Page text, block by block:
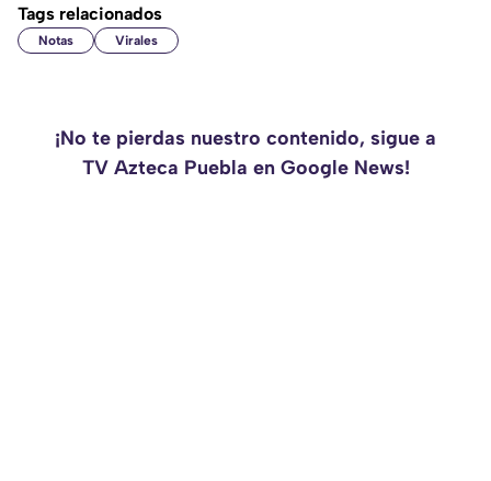
Tags relacionados
Notas Virales
¡No te pierdas nuestro contenido, sigue a
TV Azteca Puebla en Google News!